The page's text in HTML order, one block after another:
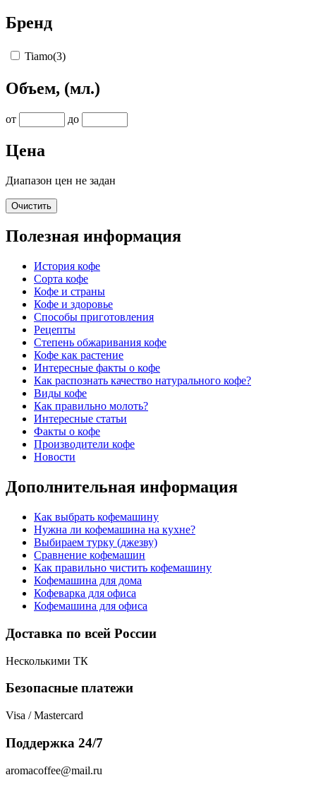
Бренд
Tiamo(3)
Объем, (мл.)
от до
Цена
Диапазон цен не задан
Очистить
Полезная информация
История кофе
Сорта кофе
Кофе и страны
Кофе и здоровье
Способы приготовления
Рецепты
Степень обжаривания кофе
Кофе как растение
Интересные факты о кофе
Как распознать качество натурального кофе?
Виды кофе
Как правильно молоть?
Интересные статьи
Факты о кофе
Производители кофе
Новости
Дополнительная информация
Как выбрать кофемашину
Нужна ли кофемашина на кухне?
Выбираем турку (джезву)
Сравнение кофемашин
Как правильно чистить кофемашину
Кофемашина для дома
Кофеварка для офиса
Кофемашина для офиса
Доставка по всей России
Несколькими ТК
Безопасные платежи
Visa / Mastercard
Поддержка 24/7
aromacoffee@mail.ru